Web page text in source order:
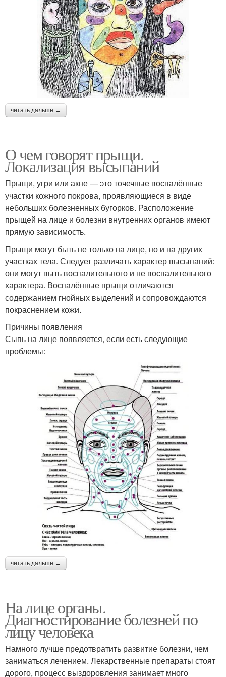
читать дальше →
О чем говорят прыщи.
Локализация высыпаний
Прыщи, угри или акне — это точечные воспалённые
участки кожного покрова, проявляющиеся в виде
небольших болезненных бугорков. Расположение
прыщей на лице и болезни внутренних органов имеют
прямую зависимость.
Прыщи могут быть не только на лице, но и на других
участках тела. Следует различать характер высыпаний:
они могут выть воспалительного и не воспалительного
характера. Воспалённые прыщи отличаются
содержанием гнойных выделений и сопровождаются
покраснением кожи.
Причины появления
Сыпь на лице появляется, если есть следующие
проблемы:
читать дальше →
На лице органы.
Диагностирование болезней по
лицу человека
Намного лучше предотвратить развитие болезни, чем
заниматься лечением. Лекарственные препараты стоят
дорого, процесс выздоровления занимает много